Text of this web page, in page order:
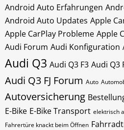
Android Auto Erfahrungen
Android Auto Updates Apple
Apple CarPlay Probleme Apple
Audi Forum Audi Konfiguration
Audi Q3 Audi Q3 F3 Audi Q3
Audi Q3 FJ Forum Auto
Autoversicherung
E-Bike E-Bike Transport elektrisch
Fahrertüre knackt beim Öffnen